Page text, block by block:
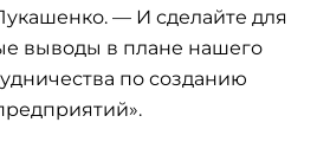
— И сделайте для
выводы в плане нашего
по созданию